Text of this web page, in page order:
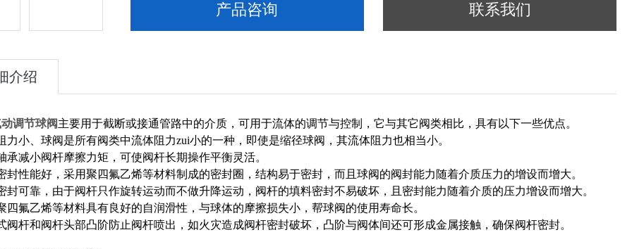
产品咨询 联系我们
介绍
调节球阀主要用于截断或接通管路中的介质，可用于流体的调节与控制，它与其它阀类相比，具有以下一些优点。
力小、球阀是所有阀类中流体阻力zui小的一种，即使是缩径球阀，其流体阻力也相当小。
承减小阀杆摩擦力矩，可使阀杆长期操作平衡灵活。
封性能好，采用聚四氟乙烯等材料制成的密封圈，结构易于密封，而且球阀的阀封能力随着介质压力的增设而增大。
封可靠，由于阀杆只作旋转运动而不做升降运动，阀杆的填料密封不易破坏，且密封能力随着介质的压力增设而增大。
四氟乙烯等材料具有良好的自润滑性，与球体的摩擦损失小，帮球阀的使用寿命长。
阀杆和阀杆头部凸阶防止阀杆喷出，如火灾造成阀杆密封破坏，凸阶与阀体间还可形成金属接触，确保阀杆密封。